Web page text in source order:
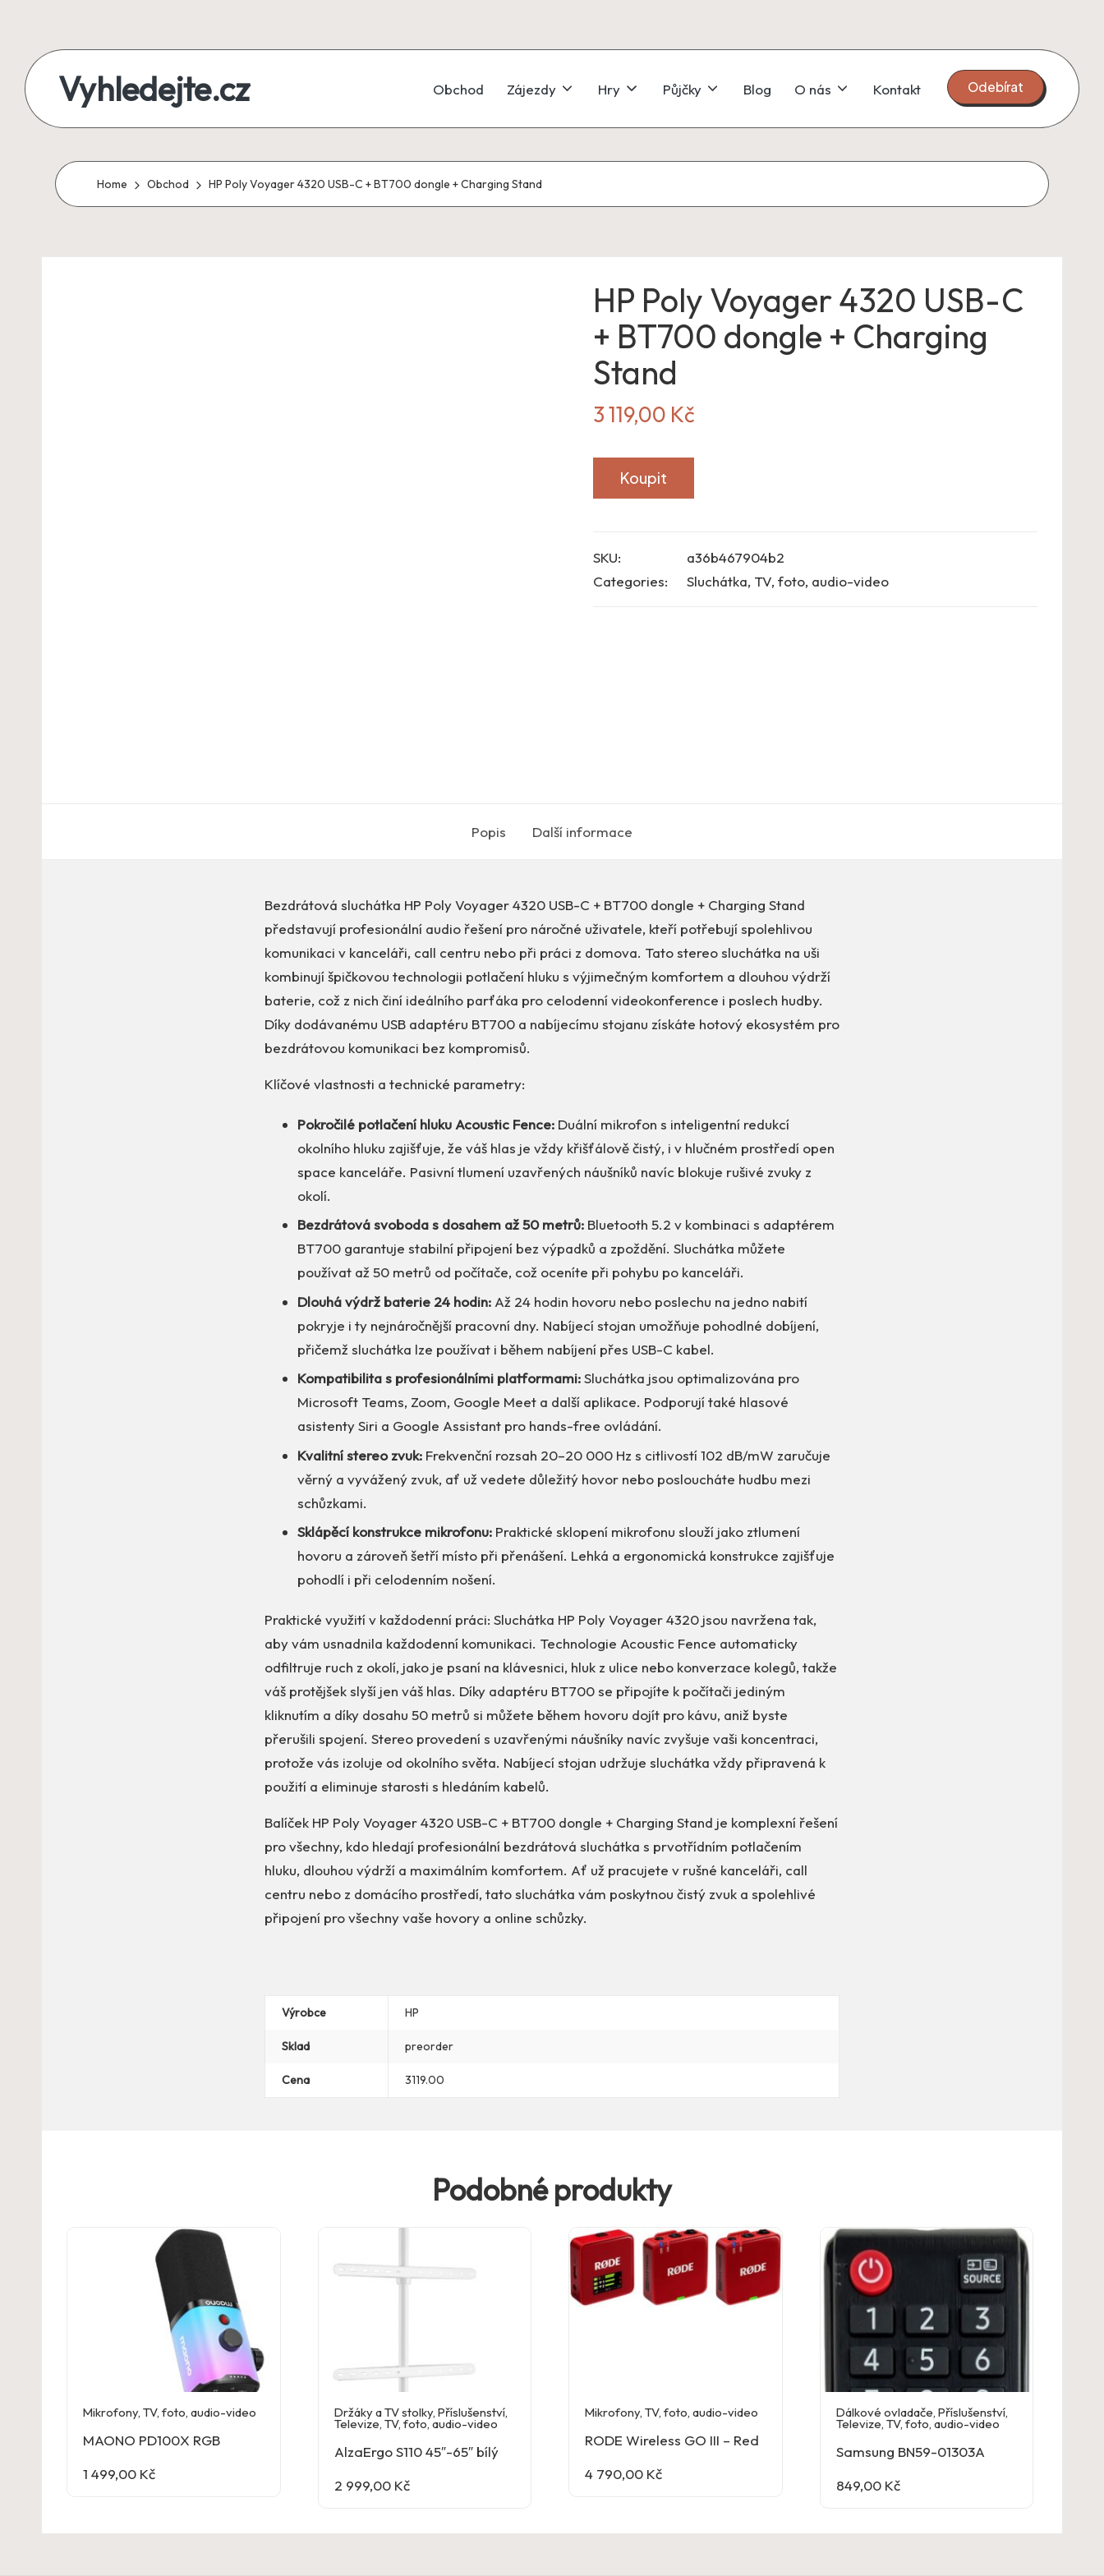
content
Vyhledejte.cz
produkty
i
Obchod Zájezdy Hry Půjčky Blog O nás Kontakt Odebírat
Home Obchod HP Poly Voyager 4320 USB-C + BT700 dongle + Charging Stand
HP Poly Voyager 4320 USB-C
+ BT700 dongle + Charging
Stand
3 119,00 Kč
Koupit
SKU:
a36b467904b2
Categories:
Sluchátka, TV, foto, audio-video
Popis Další informace
Bezdrátová sluchátka HP Poly Voyager 4320 USB-C + BT700 dongle + Charging Stand
představují profesionální audio řešení pro náročné uživatele, kteří potřebují spolehlivou
komunikaci v kanceláři, call centru nebo při práci z domova. Tato stereo sluchátka na uši
kombinují špičkovou technologii potlačení hluku s výjimečným komfortem a dlouhou výdrží
baterie, což z nich činí ideálního parťáka pro celodenní videokonference i poslech hudby.
Díky dodávanému USB adaptéru BT700 a nabíjecímu stojanu získáte hotový ekosystém pro
bezdrátovou komunikaci bez kompromisů.
Klíčové vlastnosti a technické parametry:
Pokročilé potlačení hluku Acoustic Fence: Duální mikrofon s inteligentní redukcí
okolního hluku zajišťuje, že váš hlas je vždy křišťálově čistý, i v hlučném prostředí open
space kanceláře. Pasivní tlumení uzavřených náušníků navíc blokuje rušivé zvuky z
okolí.
Bezdrátová svoboda s dosahem až 50 metrů: Bluetooth 5.2 v kombinaci s adaptérem
BT700 garantuje stabilní připojení bez výpadků a zpoždění. Sluchátka můžete
používat až 50 metrů od počítače, což oceníte při pohybu po kanceláři.
Dlouhá výdrž baterie 24 hodin: Až 24 hodin hovoru nebo poslechu na jedno nabití
pokryje i ty nejnáročnější pracovní dny. Nabíjecí stojan umožňuje pohodlné dobíjení,
přičemž sluchátka lze používat i během nabíjení přes USB-C kabel.
Kompatibilita s profesionálními platformami:Sluchátka jsou optimalizována pro
Microsoft Teams, Zoom, Google Meet a další aplikace. Podporují také hlasové
asistenty Siri a Google Assistant pro hands-free ovládání.
Kvalitní stereo zvuk: Frekvenční rozsah 20–20 000 Hz s citlivostí 102 dB/mW zaručuje
věrný a vyvážený zvuk, ať už vedete důležitý hovor nebo posloucháte hudbu mezi
schůzkami.
Sklápěcí konstrukce mikrofonu: Praktické sklopení mikrofonu slouží jako ztlumení
hovoru a zároveň šetří místo při přenášení. Lehká a ergonomická konstrukce zajišťuje
pohodlí i při celodenním nošení.
Praktické využití v každodenní práci: Sluchátka HP Poly Voyager 4320 jsou navržena tak,
aby vám usnadnila každodenní komunikaci. Technologie Acoustic Fence automaticky
odfiltruje ruch z okolí, jako je psaní na klávesnici, hluk z ulice nebo konverzace kolegů, takže
váš protějšek slyší jen váš hlas. Díky adaptéru BT700 se připojíte k počítači jediným
kliknutím a díky dosahu 50 metrů si můžete během hovoru dojít pro kávu, aniž byste
přerušili spojení. Stereo provedení s uzavřenými náušníky navíc zvyšuje vaši koncentraci,
protože vás izoluje od okolního světa. Nabíjecí stojan udržuje sluchátka vždy připravená k
použití a eliminuje starosti s hledáním kabelů.
Balíček HP Poly Voyager 4320 USB-C + BT700 dongle + Charging Stand je komplexní řešení
pro všechny, kdo hledají profesionální bezdrátová sluchátka s prvotřídním potlačením
hluku, dlouhou výdrží a maximálním komfortem. Ať už pracujete v rušné kanceláři, call
centru nebo z domácího prostředí, tato sluchátka vám poskytnou čistý zvuk a spolehlivé
připojení pro všechny vaše hovory a online schůzky.
Výrobce HP
Sklad preorder
Cena 3119.00
Podobné produkty
Mikrofony, TV, foto, audio-video
MAONO PD100X RGB
1 499,00 Kč
Držáky a TV stolky, Příslušenství,
Televize, TV, foto, audio-video
AlzaErgo S110 45″-65″ bílý
2 999,00 Kč
Mikrofony,TV, foto, audio-video
RODE Wireless GO III – Red
4 790,00 Kč
Dálkové ovladače, Příslušenství,
Televize, TV, foto, audio-video
Samsung BN59-01303A
849,00 Kč